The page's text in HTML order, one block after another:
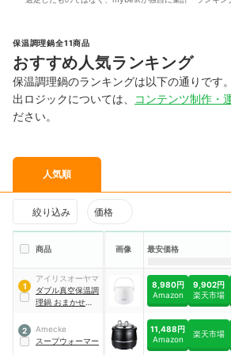
保温調理鍋全11商品
おすすめ人気ランキング
保温調理鍋のランキングは以下の通りです
出ロジックについては、
コンテンツ制作・
ださい。
人気順
絞り込み 価格
商品 画像 最安価格
1
アイリスオーヤマ
ダブル真空保温調
理鍋 おまかせさん
8,980円
Amazon
9,902円
楽天市場
2
Amecke
スープウォーマー
11,488円
Amazon
楽天市場